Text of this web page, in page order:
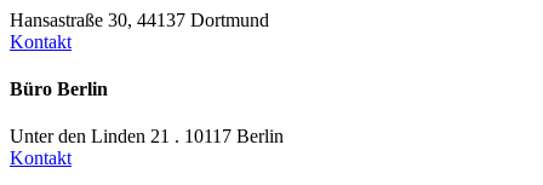
Hansastraße 30, 44137 Dortmund
Kontakt
Büro Berlin
Unter den Linden 21 . 10117 Berlin
Kontakt